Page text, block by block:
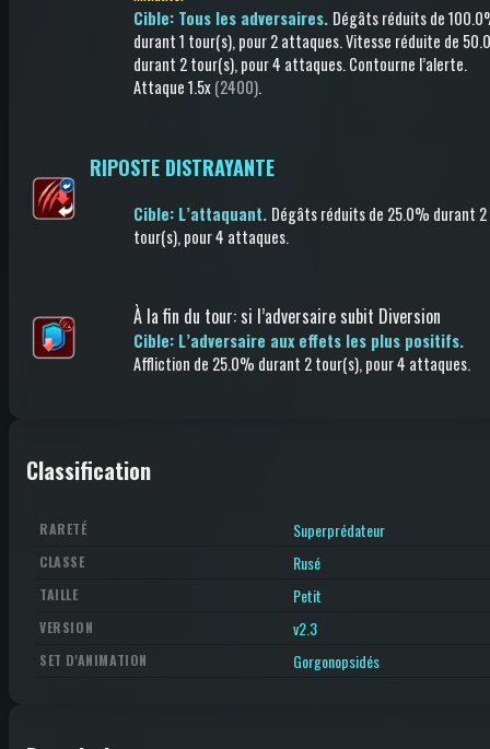
Cible: Tous les adversaires. Dégâts réduitsde
durant 1 tour(s), pour 2 attaques.Vitesse réduite de
durant 2 tour(s), pour 4 attaques.Contourne l’alerte.
Attaque1.5x(2400).
RIPOSTE DISTRAYANTE
Cible: L’attaquant. Dégâts réduitsde 25.0% durant 2
tour(s), pour 4 attaques.
À la fin du tour: si l’adversaire subit Diversion
Cible: L’adversaire aux effets les plus positifs.
Affliction de 25.0% durant 2 tour(s), pour 4 attaques.
Classification
RARETÉ Superprédateur
CLASSE Rusé
TAILLE Petit
VERSION v2.3
SET D'ANIMATION Gorgonopsidés